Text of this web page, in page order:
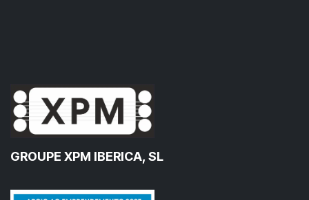
GROUPE XPM IBERICA, SL